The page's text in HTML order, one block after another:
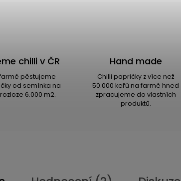
chilli v ČR
pěstujeme
od semínka na
6.000 m2.
Hand made
Chilli papričky z více než
50.000 keřů na farmě hned
zpracujeme do vlastních
produktů.